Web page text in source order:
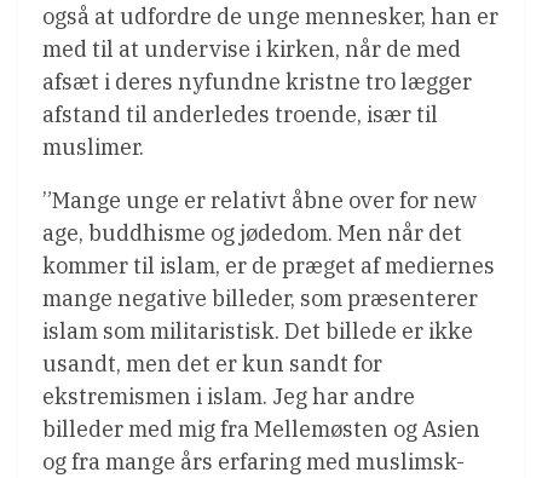
også at udfordre de unge mennesker, han er
med til at undervise i kirken, når de med
afsæt i deres nyfundne kristne tro lægger
afstand til anderledes troende, især til
muslimer.
”Mange unge er relativt åbne over for new
age, buddhisme og jødedom. Men når det
kommer til islam, er de præget af mediernes
mange negative billeder, som præsenterer
islam som militaristisk. Det billede er ikke
usandt, men det er kun sandt for
ekstremismen i islam. Jeg har andre
billeder med mig fra Mellemøsten og Asien
og fra mange års erfaring med muslimsk-